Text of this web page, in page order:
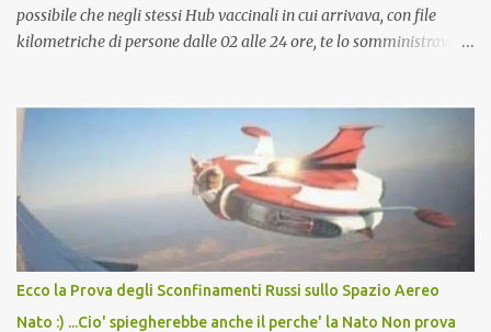
possibile che negli stessi Hub vaccinali in cui arrivava, con file
kilometriche di persone dalle 02 alle 24 ore, te lo somministravano
Vaccino come: l' Amaro del Capo, era "spettacolare Ghiacciato, ma
andava bene anche, a Temperatura Ambiente"! Riproponiamo
l'articolo per NON Dimenticare!
Ecco la Prova degli Sconfinamenti Russi sullo Spazio Aereo
Nato :) ...Cio' spiegherebbe anche il perche' la Nato Non prova